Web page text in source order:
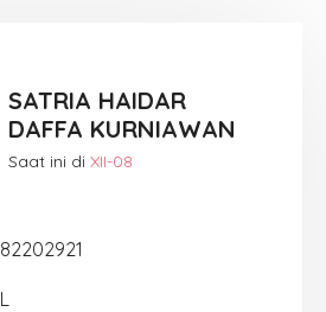
SATRIA HAIDAR
DAFFA KURNIAWAN
Saat ini di XII-08
82202921
L